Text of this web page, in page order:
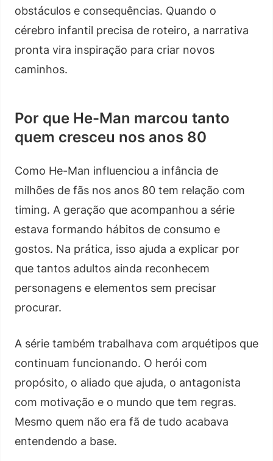
obstáculos e consequências. Quando o
cérebro infantil precisa de roteiro, a narrativa
pronta vira inspiração para criar novos
caminhos.
Por que He-Man marcou tanto
quem cresceu nos anos 80
Como He-Man influenciou a infância de
milhões de fãs nos anos 80 tem relação com
timing. A geração que acompanhou a série
estava formando hábitos de consumo e
gostos. Na prática, isso ajuda a explicar por
que tantos adultos ainda reconhecem
personagens e elementos sem precisar
procurar.
A série também trabalhava com arquétipos que
continuam funcionando. O herói com
propósito, o aliado que ajuda, o antagonista
com motivação e o mundo que tem regras.
Mesmo quem não era fã de tudo acabava
entendendo a base.